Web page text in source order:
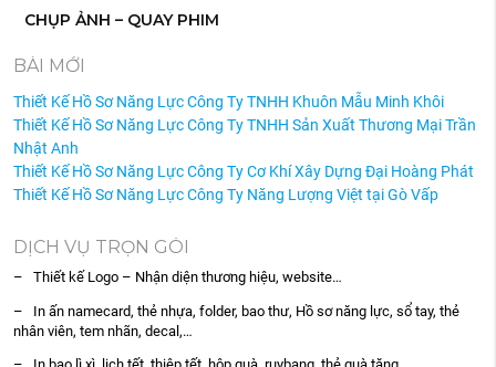
CHỤP ẢNH – QUAY PHIM
BÀI MỚI
Thiết Kế Hồ Sơ Năng Lực Công Ty TNHH Khuôn Mẫu Minh Khôi
Thiết Kế Hồ Sơ Năng Lực Công Ty TNHH Sản Xuất Thương Mại Trần
Nhật Anh
Thiết Kế Hồ Sơ Năng Lực Công Ty Cơ Khí Xây Dựng Đại Hoàng Phát
Thiết Kế Hồ Sơ Năng Lực Công Ty Năng Lượng Việt tại Gò Vấp
DỊCH VỤ TRỌN GÓI
– Thiết kế Logo – Nhận diện thương hiệu, website…
– In ấn namecard, thẻ nhựa, folder, bao thư, Hồ sơ năng lực, sổ tay, thẻ
nhân viên, tem nhãn, decal,…